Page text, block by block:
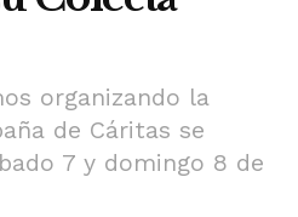
organizando la
de Cáritas se
7 y domingo 8 de